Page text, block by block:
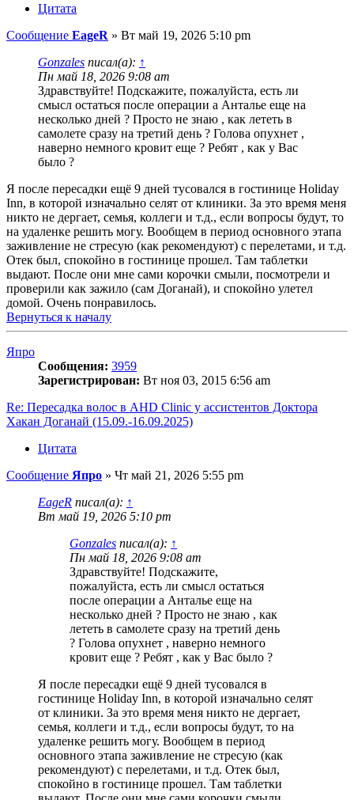
Цитата
Сообщение EageR » Вт май 19, 2026 5:10 pm
Gonzales писал(а): ↑
Пн май 18, 2026 9:08 am
Здравствуйте! Подскажите, пожалуйста, есть ли
смысл остаться после операции а Анталье еще на
несколько дней ? Просто не знаю , как лететь в
самолете сразу на третий день ? Голова опухнет ,
наверно немного кровит еще ? Ребят , как у Вас
было ?
Я после пересадки ещё 9 дней тусовался в гостинице Holiday
Inn, в которой изначально селят от клиники. За это время меня
никто не дергает, семья, коллеги и т.д., если вопросы будут, то
на удаленке решить могу. Вообщем в период основного этапа
заживление не стресую (как рекомендуют) с перелетами, и т.д.
Отек был, спокойно в гостинице прошел. Там таблетки
выдают. После они мне сами корочки смыли, посмотрели и
проверили как зажило (сам Доганай), и спокойно улетел
домой. Очень понравилось.
Вернуться к началу
Япро
Сообщения: 3959
Зарегистрирован: Вт ноя 03, 2015 6:56 am
Re: Пересадка волос в AHD Clinic у ассистентов Доктора
Хакан Доганай (15.09.-16.09.2025)
Цитата
Сообщение Япро » Чт май 21, 2026 5:55 pm
EageR писал(а): ↑
Вт май 19, 2026 5:10 pm
Gonzales писал(а): ↑
Пн май 18, 2026 9:08 am
Здравствуйте! Подскажите,
пожалуйста, есть ли смысл остаться
после операции а Анталье еще на
несколько дней ? Просто не знаю , как
лететь в самолете сразу на третий день
? Голова опухнет , наверно немного
кровит еще ? Ребят , как у Вас было ?
Я после пересадки ещё 9 дней тусовался в
гостинице Holiday Inn, в которой изначально селят
от клиники. За это время меня никто не дергает,
семья, коллеги и т.д., если вопросы будут, то на
удаленке решить могу. Вообщем в период
основного этапа заживление не стресую (как
рекомендуют) с перелетами, и т.д. Отек был,
спокойно в гостинице прошел. Там таблетки